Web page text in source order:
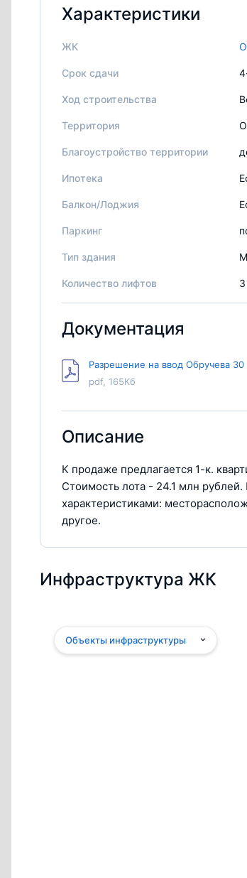
Характеристики
ЖК
Срок сдачи
Ход строительства
Территория
Благоустройство территории
Ипотека
Балкон/Лоджия
Паркинг
Тип здания
Количество лифтов 3
Документация
Разрешение на ввод Обручева 30
pdf, 165Кб
Описание
К продаже предлагается 1-к.
Стоимость лота - 24.1 млн
характеристиками:
другое.
Инфраструктура ЖК
Объекты инфраструктуры